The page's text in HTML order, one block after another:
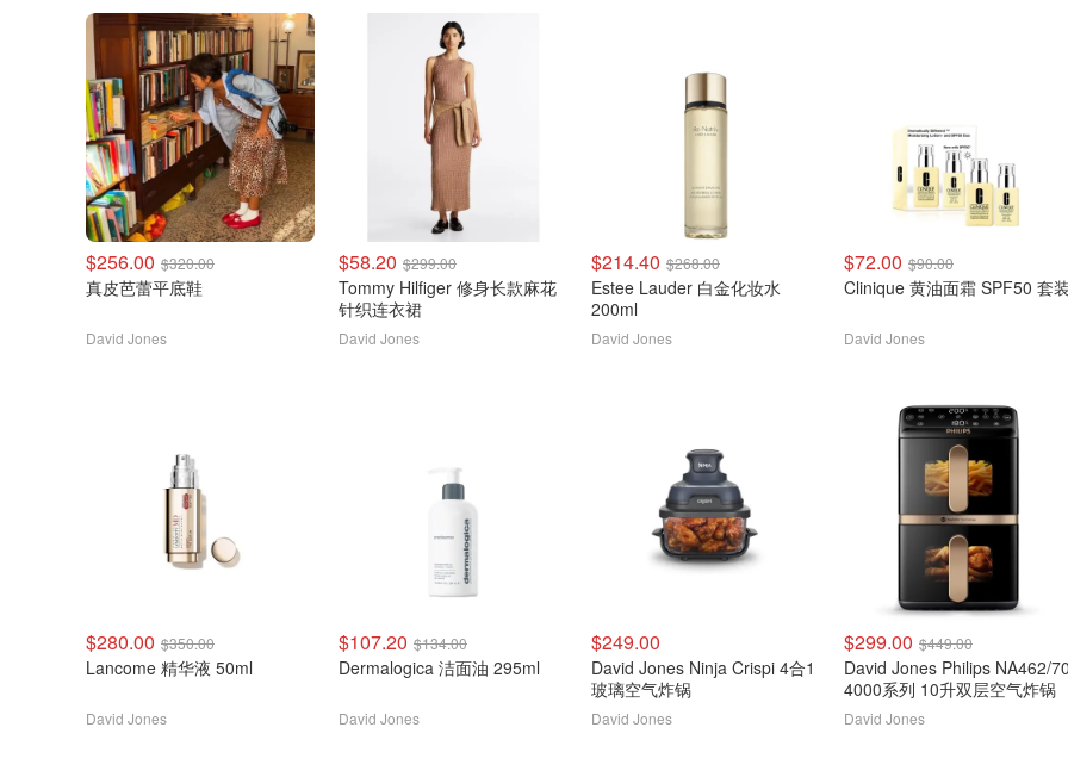
$256.00 $320.00
真皮芭蕾平底鞋
David Jones
$58.20 $299.00
Tommy Hilfiger 修身长款麻花
针织连衣裙
David Jones
$214.40 $268.00
Estee Lauder 白金化妆水
200ml
David Jones
$72.00 $90.00
Clinique 黄油面霜 SPF50 套
David Jones
$280.00 $350.00
Lancome 精华液 50ml
David Jones
$107.20 $134.00
Dermalogica 洁面油 295ml
David Jones
$249.00
David Jones Ninja Crispi 4合1
玻璃空气炸锅
David Jones
$299.00 $449.00
David Jones Philips NA462/
4000系列 10升双层空气炸锅
David Jones